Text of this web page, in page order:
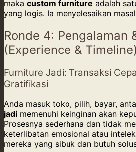
maka custom furniture adalah
yang logis. Ia menyelesaikan
Ronde 4: Pengalaman
(Experience & Timeline)
Furniture Jadi: Transaksi
Gratifikasi
Anda masuk toko, pilih, bayar,
jadi memenuhi keinginan akan
Prosesnya sederhana dan tidak
keterlibatan emosional atau
mereka yang sibuk dan butuh